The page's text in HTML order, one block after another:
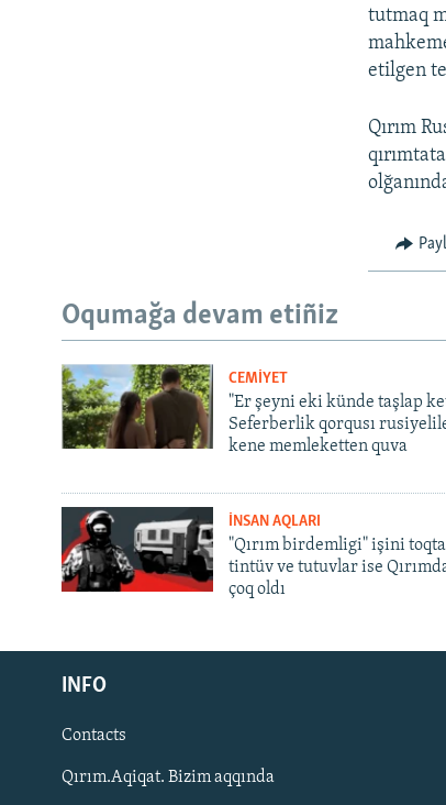
Русский
Українською
QOŞULIÑIZ!
tutmaq
etilgen
Qırım
Oqumağa devam etiñiz
CEMİYET
"Er şeyni eki künde taşlap
Seferberlik qorqusı
kene memleketten quva
İNSAN AQLARI
"Qırım birdemligi" işini
tintüv ve tutuvlar ise
çoq oldı
INFO
Contacts
Qırım.Aqiqat. Bizim aqqında